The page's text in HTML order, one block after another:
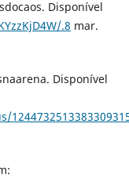
Disponível
.8 mar.
Disponível